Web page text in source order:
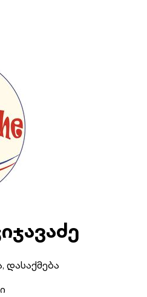
დასაქმება